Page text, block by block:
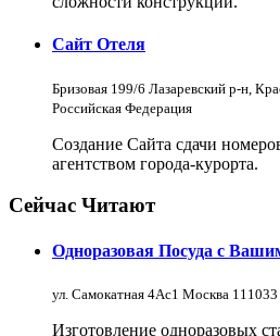
Сайт Отеля
Бризовая 199/6 Лазаревский р-н,
Российская Федерация
Создание Сайта сдачи
агентством города-курорта.
Сейчас Читают
Одноразовая Посуда с
ул. Самокатная 4Ас1 Москва
Изготовление одноразовых